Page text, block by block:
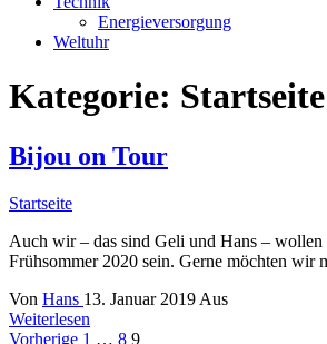
Energieversorgung
Weltuhr
Kategorie: Startseite
Bijou on Tour
Startseite
Auch wir – das sind Geli und Hans – wollen
Frühsommer 2020 sein. Gerne möchten wir
Von Hans 13. Januar 2019 Aus
Weiterlesen
Vorherige 1 … 8 9